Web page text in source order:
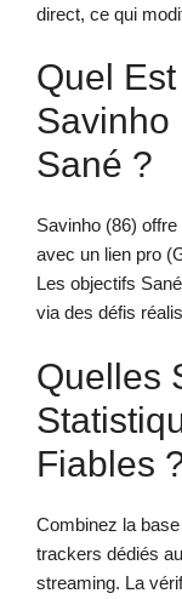
direct, ce qui
Quel
Savinho
Sané ?
Savinho (86)
avec un lien pro
Les objectifs
via des défis
Quelles
Fiables
Combinez la
trackers dédiés
streaming. La